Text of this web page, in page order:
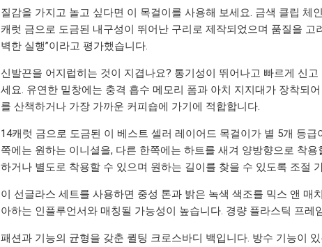
질감을 가지고 놀고 싶다면 이 목걸이를 사용해 보세요. 금색 클립
캐럿 금으로 도금된 내구성이 뛰어난 구리로 제작되었으며 품질을
벽한 실행”이라고 평가했습니다.
신발끈을 어지럽히는 것이 지겹나요? 통기성이 뛰어나고 빠르게 신
세요. 유연한 밑창에는 충격 흡수 메모리 폼과 아치 지지대가 장착되
를 산책하거나 가장 가까운 커피숍에 가기에 적합합니다.
14캐럿 금으로 도금된 이 베스트 셀러 레이어드 목걸이가 별 5개 등
쪽에는 원하는 이니셜을, 다른 한쪽에는 하트를 새겨 양방향으로 착
하거나 별도로 착용할 수 있으며 원하는 길이를 찾을 수 있도록 조절
이 선글라스 세트를 사용하면 중성 톤과 밝은 녹색 색조를 믹스 앤
아하는 인플루언서와 매칭될 가능성이 높습니다. 경량 플라스틱 프레
패션과 기능의 균형을 갖춘 퀼팅 크로스바디 백입니다. 방수 기능이